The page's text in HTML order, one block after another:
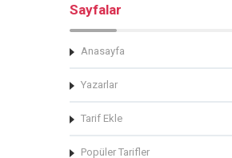
Sayfalar
Anasayfa
Yazarlar
Tarif Ekle
Popüler Tarifler